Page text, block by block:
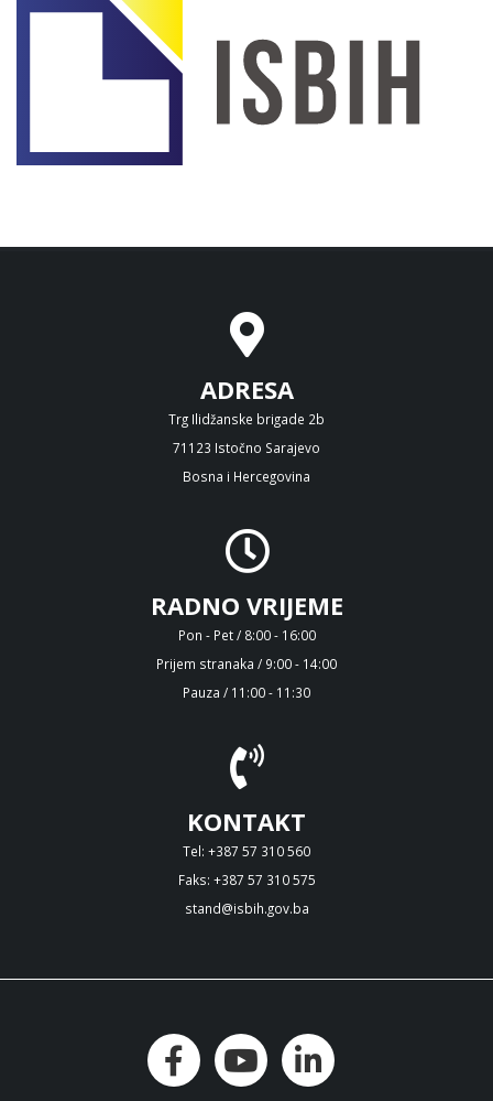
ADRESA
Trg Ilidžanske brigade 2b
71123 Istočno Sarajevo
Bosna i Hercegovina
RADNO VRIJEME
Pon - Pet / 8:00 - 16:00
Prijem stranaka / 9:00 - 14:00
Pauza / 11:00 - 11:30
KONTAKT
Tel: +387 57 310 560
Faks: +387 57 310 575
stand@isbih.gov.ba